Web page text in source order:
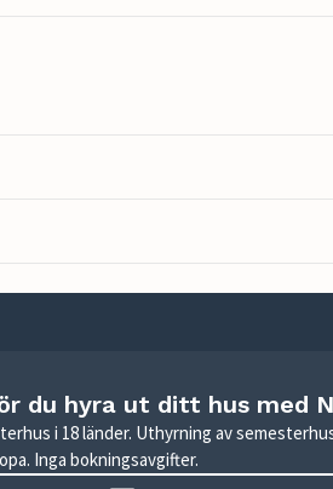
du hyra ut ditt hus med
i 18 länder. Uthyrning av
Inga bokningsavgifter.